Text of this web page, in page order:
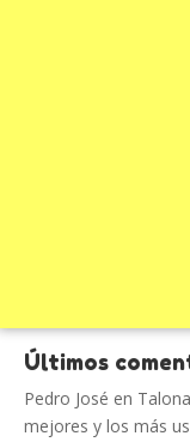
Últimos
Pedro José en
mejores y los más